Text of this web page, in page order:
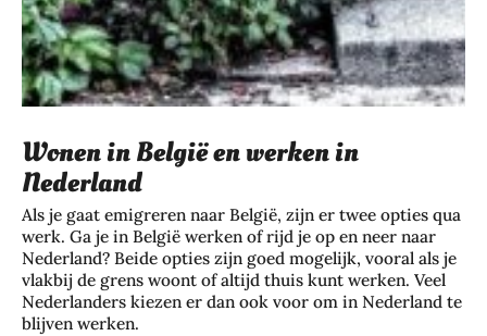
Wonen in België en werken in
Nederland
Als je gaat emigreren naar België, zijn er twee opties qua
werk. Ga je in België werken of rijd je op en neer naar
Nederland? Beide opties zijn goed mogelijk, vooral als je
vlakbij de grens woont of altijd thuis kunt werken. Veel
Nederlanders kiezen er dan ook voor om in Nederland te
blijven werken.